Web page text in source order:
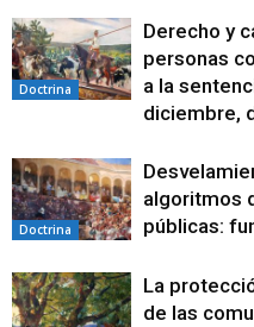
Doctrina
Derecho y
personas
a la
diciembre,
Doctrina
algoritmos
públicas:
La
de las